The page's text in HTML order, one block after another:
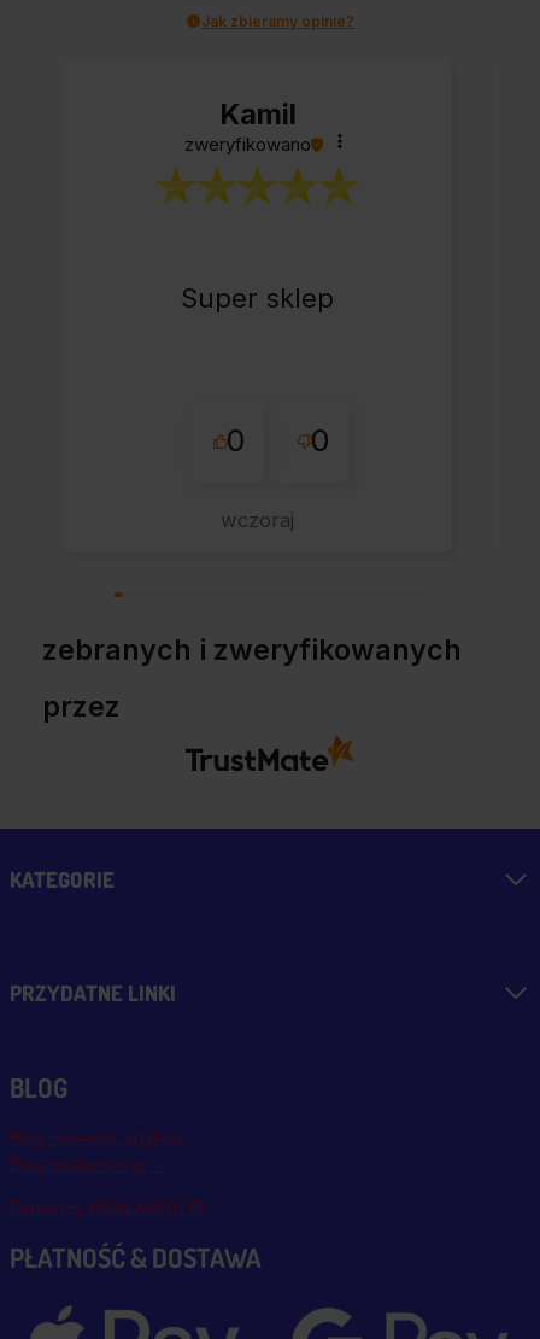
Jak zbieramy opinie?
Kamil
zweryfikowano
Super sklep
0 0
wczoraj
zebranych i zweryfikowanych
przez
KATEGORIE
PRZYDATNE LINKI
BLOG
Blog, nowości, artykuły
Blog msalamon.pl →
Partnerzy MSALAMON.PL
PŁATNOŚĆ & DOSTAWA